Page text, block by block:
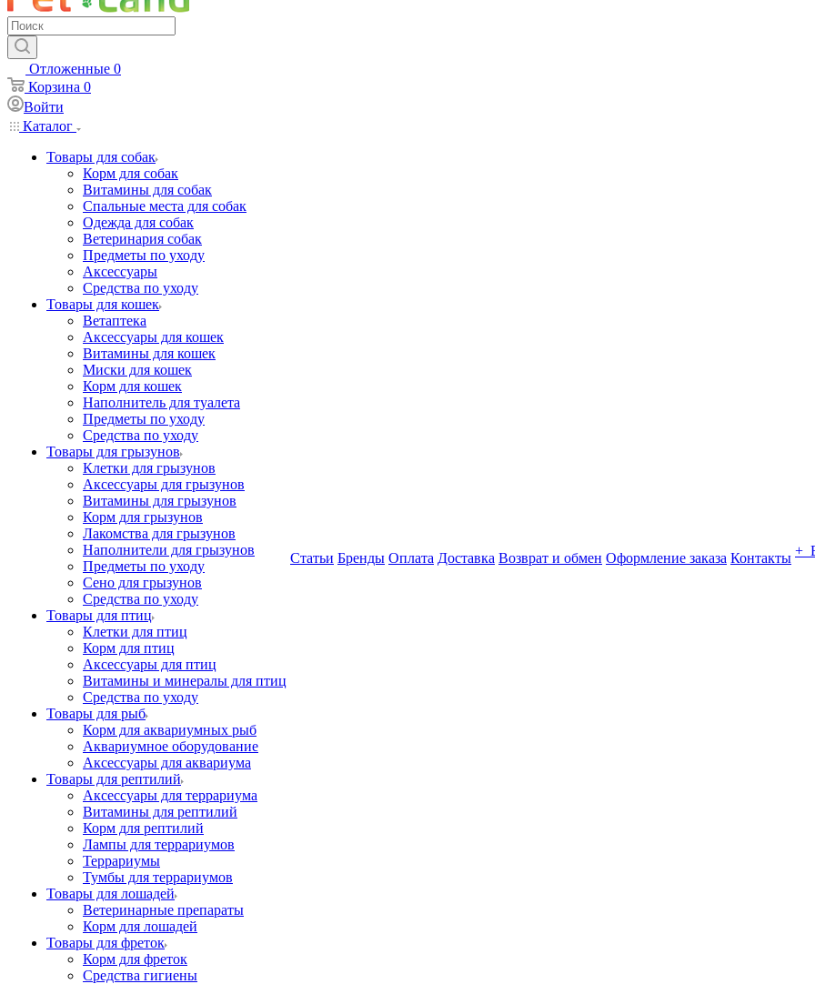
Отложенные 0
Корзина 0
Войти
Каталог
Товары для собак
Корм для собак
Витамины для собак
Спальные места для собак
Одежда для собак
Ветеринария собак
Предметы по уходу
Аксессуары
Средства по уходу
Товары для кошек
Ветаптека
Аксессуары для кошек
Витамины для кошек
Миски для кошек
Корм для кошек
Наполнитель для туалета
Предметы по уходу
Средства по уходу
Товары для грызунов
Клетки для грызунов
Аксессуары для грызунов
Витамины для грызунов
Корм для грызунов
Лакомства для грызунов
Наполнители для грызунов
Предметы по уходу
Сено для грызунов
Средства по уходу
Товары для птиц
Клетки для птиц
Корм для птиц
Аксессуары для птиц
Витамины и минералы для птиц
Средства по уходу
Товары для рыб
Корм для аквариумных рыб
Аквариумное оборудование
Аксессуары для аквариума
Товары для рептилий
Аксессуары для террариума
Витамины для рептилий
Корм для рептилий
Лампы для террариумов
Террариумы
Тумбы для террариумов
Товары для лошадей
Ветеринарные препараты
Корм для лошадей
Товары для фреток
Корм для фреток
Средства гигиены
Статьи Бренды Оплата Доставка Возврат и обмен Оформление заказа Контакты +